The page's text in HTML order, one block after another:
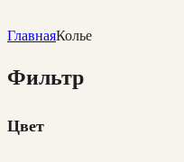
ГлавнаяКолье
Фильтр
Цвет